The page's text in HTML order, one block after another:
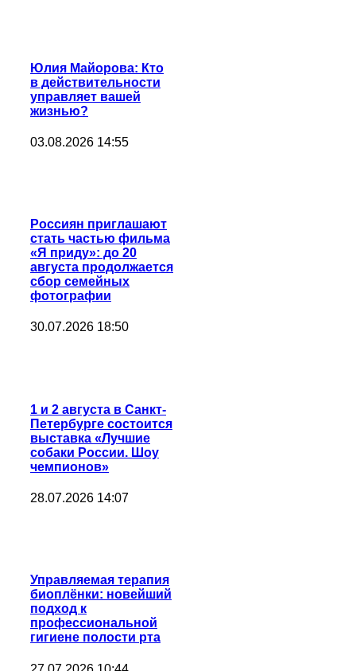
Юлия Майорова: Кто
в действительности
управляет вашей
жизнью?
03.08.2026 14:55
Россиян приглашают
стать частью фильма
«Я приду»: до 20
августа продолжается
сбор семейных
фотографии
30.07.2026 18:50
1 и 2 августа в Санкт-
Петербурге состоится
выставка «Лучшие
собаки России. Шоу
чемпионов»
28.07.2026 14:07
Управляемая терапия
биоплёнки: новейший
подход к
профессиональной
гигиене полости рта